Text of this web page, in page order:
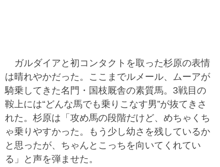
ガルダイアと初コンタクトを取った杉原の表情
は晴れやかだった。ここまでルメール、ムーアが
騎乗してきた名門・国枝厩舎の素質馬。3戦目の
鞍上には“どんな馬でも乗りこなす男”が抜てきさ
れた。杉原は「攻め馬の段階だけど、めちゃくち
ゃ乗りやすかった。もう少し幼さを残しているか
と思ったが、ちゃんとこっちを向いてくれてい
る」と声を弾ませた。